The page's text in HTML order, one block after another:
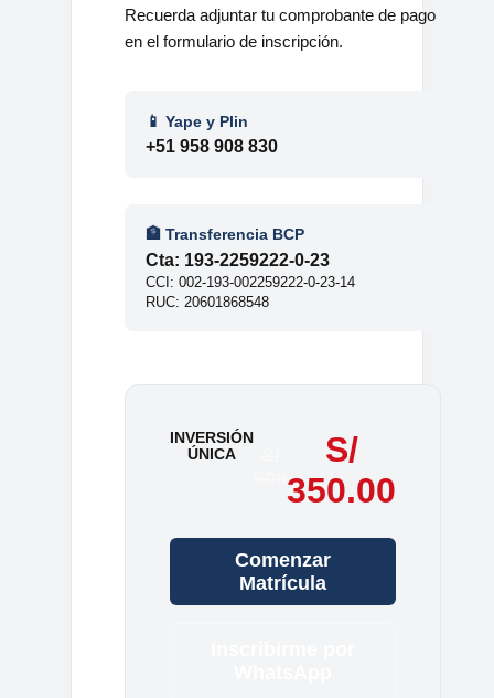
Recuerda adjuntar tu comprobante de pago
en el formulario de inscripción.
📱 Yape y Plin
+51 958 908 830
🏦 Transferencia BCP
Cta: 193-2259222-0-23
CCI: 002-193-002259222-0-23-14
RUC: 20601868548
INVERSIÓN
ÚNICA
S/
350.00
Comenzar
Matrícula